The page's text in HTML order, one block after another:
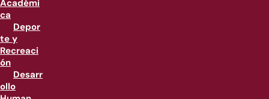
Académi
ca
Depor
te y
Recreaci
ón
Desarr
ollo